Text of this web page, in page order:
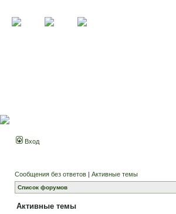
Вход
Сообщения без ответов | Активные темы
Список форумов
Активные темы